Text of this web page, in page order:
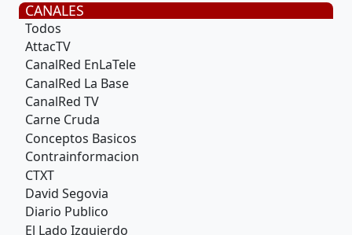
CANALES
Todos
AttacTV
CanalRed EnLaTele
CanalRed La Base
CanalRed TV
Carne Cruda
Conceptos Basicos
Contrainformacion
CTXT
David Segovia
Diario Publico
El Lado Izquierdo